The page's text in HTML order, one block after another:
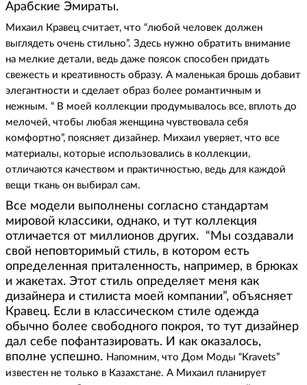
Арабские Эмираты.
Михаил Кравец считает, что “любой человек должен
выглядеть очень стильно”. Здесь нужно обратить внимание
на мелкие детали, ведь даже поясок способен придать
свежесть и креативность образу. А маленькая брошь добавит
элегантности и сделает образ более романтичным и
нежным. “ В моей коллекции продумывалось все, вплоть до
мелочей, чтобы любая женщина чувствовала себя
комфортно”, поясняет дизайнер. Михаил уверяет, что все
материалы, которые использовались в коллекции,
отличаются качеством и практичностью, ведь для каждой
вещи ткань он выбирал сам.
Все модели выполнены согласно стандартам
мировой классики, однако, и тут коллекция
отличается от миллионов других. “Мы создавали
свой неповторимый стиль, в котором есть
определенная приталенность, например, в брюках
и жакетах. Этот стиль определяет меня как
дизайнера и стилиста моей компании”, объясняет
Кравец. Если в классическом стиле одежда
обычно более свободного покроя, то тут дизайнер
дал себе пофантазировать. И как оказалось,
вполне успешно. Напомним, что Дом Моды “Kravets”
известен не только в Казахстане. А Михаил планирует